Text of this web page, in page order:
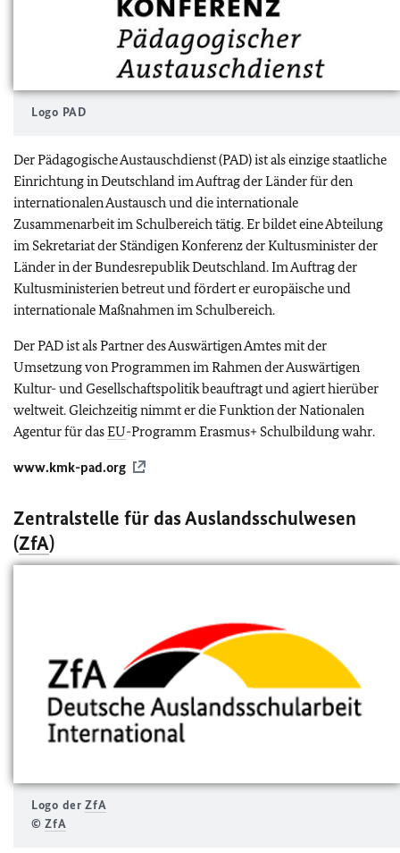
Logo PAD
Der Pädagogische Austauschdienst (PAD) ist als einzige staatliche
Einrichtung in Deutschland im Auftrag der Länder für den
internationalen Austausch und die internationale
Zusammenarbeit im Schulbereich tätig. Er bildet eine Abteilung
im Sekretariat der Ständigen Konferenz der Kultusminister der
Länder in der Bundesrepublik Deutschland. Im Auftrag der
Kultusministerien betreut und fördert er europäische und
internationale Maßnahmen im Schulbereich.
Der PAD ist als Partner des Auswärtigen Amtes mit der
Umsetzung von Programmen im Rahmen der Auswärtigen
Kultur- und Gesellschaftspolitik beauftragt und agiert hierüber
weltweit. Gleichzeitig nimmt er die Funktion der Nationalen
Agentur für dasEU-Programm Erasmus+ Schulbildung wahr.
www.kmk-pad.org
Zentralstelle für das Auslandsschulwesen
(ZfA)
Logo derZfA
©ZfA